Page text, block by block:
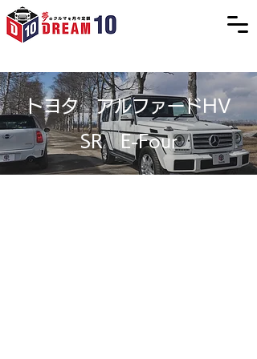
トヨタ アルファードHV
SR E-Four